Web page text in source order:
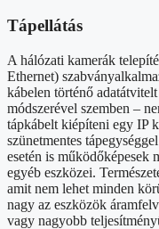
Tápellátás
A hálózati kamerák
Ethernet)
kábelen történő
módszerével szemben –
tápkábelt kiépíteni egy IP
szünetmentes
esetén is működőképesek
egyéb eszközei.
amit nem lehet minden
nagy az eszközök
vagy nagyobb